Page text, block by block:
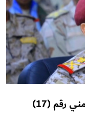
أحمد محسن اليافعي.. الضابط اليمني رقم (17)